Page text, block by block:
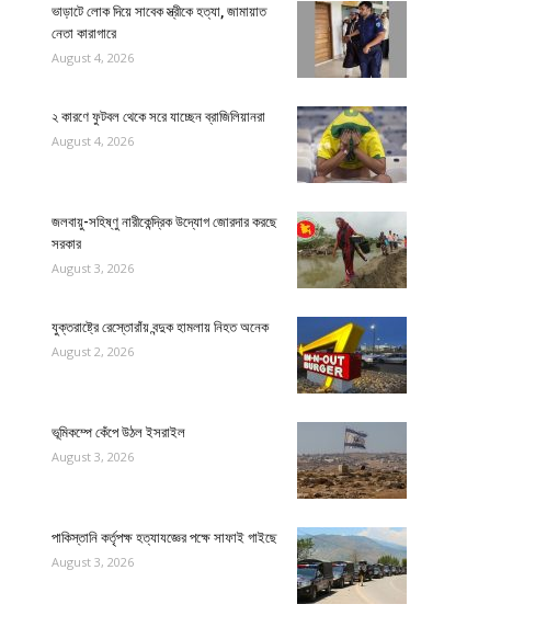
ভাড়াটে লোক দিয়ে সাবেক স্ত্রীকে হত্যা, জামায়াত
নেতা কারাগারে
August 4, 2026
২ কারণে ফুটবল থেকে সরে যাচ্ছেন ব্রাজিলিয়ানরা
August 4, 2026
জলবায়ু-সহিষ্ণু নারীকেন্দ্রিক উদ্যোগ জোরদার করছে
সরকার
August 3, 2026
যুক্তরাষ্ট্রে রেস্তোরাঁয় বন্দুক হামলায় নিহত অনেক
August 2, 2026
ভূমিকম্পে কেঁপে উঠল ইসরাইল
August 3, 2026
পাকিস্তানি কর্তৃপক্ষ হত্যাযজ্ঞের পক্ষে সাফাই গাইছে
August 3, 2026